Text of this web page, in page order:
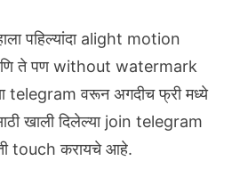
पहिल्यांदा alight motion
ते पण without watermark
telegram वरून अगदीच फ्री मध्ये
खाली दिलेल्या join telegram
touch करायचे आहे.